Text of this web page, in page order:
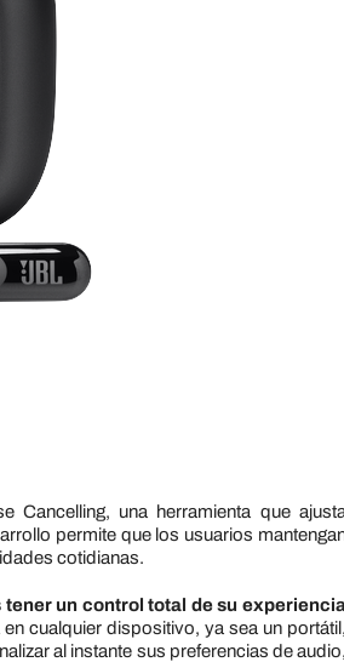
Cancelling, una herramienta que ajusta
permite que los usuarios
cotidianas.
un control total de su
cualquier dispositivo, ya sea un portátil,
al instante sus preferencias de audio,